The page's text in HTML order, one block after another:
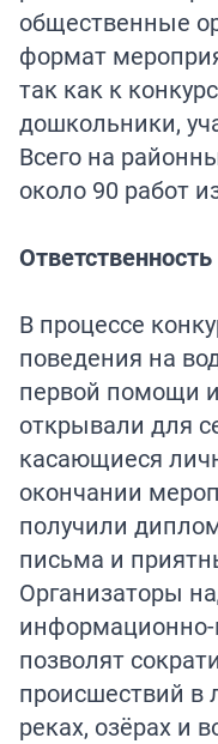
общественные
формат
так как к
дошкольники,
Всего на
около 90 работ
В процессе
поведения на
первой помощи
открывали для
касающиеся
окончании
получили
письма и
Организаторы
позволят
происшествий в
реках, озёрах и